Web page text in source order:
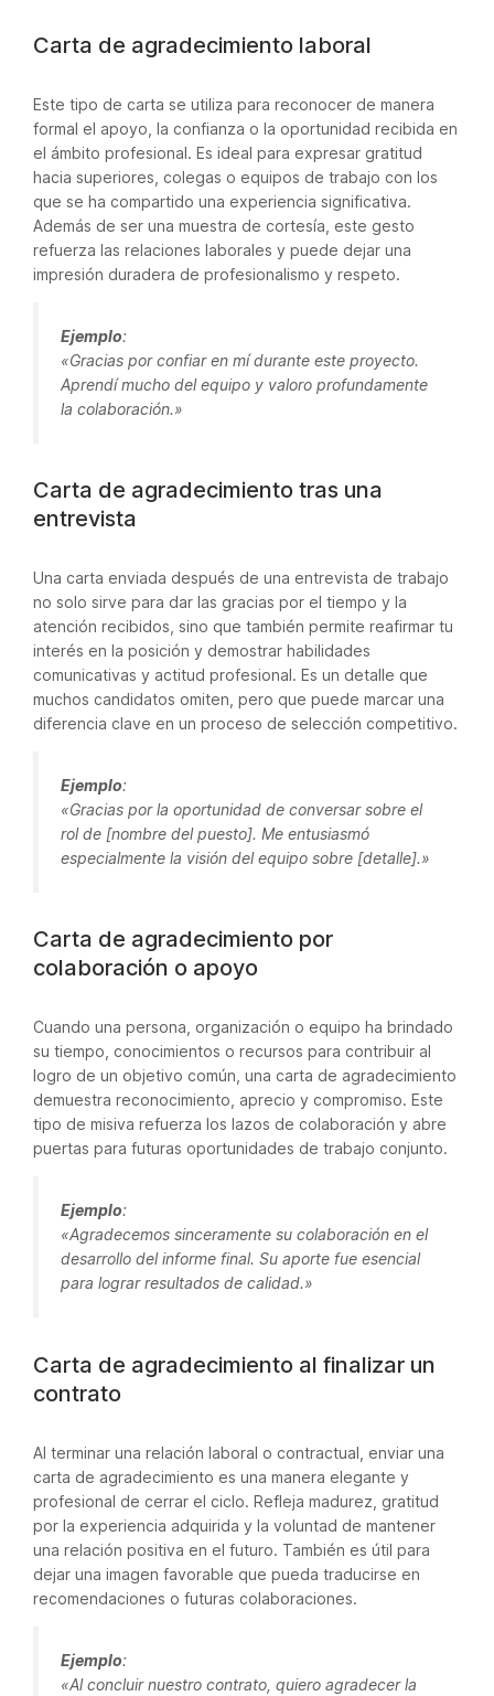
Carta de agradecimiento laboral
Este tipo de carta se utiliza para reconocer de manera
formal el apoyo, la confianza o la oportunidad recibida en
el ámbito profesional. Es ideal para expresar gratitud
hacia superiores, colegas o equipos de trabajo con los
que se ha compartido una experiencia significativa.
Además de ser una muestra de cortesía, este gesto
refuerza las relaciones laborales y puede dejar una
impresión duradera de profesionalismo y respeto.
Ejemplo:
«Gracias por confiar en mí durante este proyecto.
Aprendí mucho del equipo y valoro profundamente
la colaboración.»
Carta de agradecimiento tras una
entrevista
Una carta enviada después de una entrevista de trabajo
no solo sirve para dar las gracias por el tiempo y la
atención recibidos, sino que también permite reafirmar tu
interés en la posición y demostrar habilidades
comunicativas y actitud profesional. Es un detalle que
muchos candidatos omiten, pero que puede marcar una
diferencia clave en un proceso de selección competitivo.
Ejemplo:
«Gracias por la oportunidad de conversar sobre el
rol de [nombre del puesto]. Me entusiasmó
especialmente la visión del equipo sobre [detalle].»
Carta de agradecimiento por
colaboración o apoyo
Cuando una persona, organización o equipo ha brindado
su tiempo, conocimientos o recursos para contribuir al
logro de un objetivo común, una carta de agradecimiento
demuestra reconocimiento, aprecio y compromiso. Este
tipo de misiva refuerza los lazos de colaboración y abre
puertas para futuras oportunidades de trabajo conjunto.
Ejemplo:
«Agradecemos sinceramente su colaboración en el
desarrollo del informe final. Su aporte fue esencial
para lograr resultados de calidad.»
Carta de agradecimiento al finalizar un
contrato
Al terminar una relación laboral o contractual, enviar una
carta de agradecimiento es una manera elegante y
profesional de cerrar el ciclo. Refleja madurez, gratitud
por la experiencia adquirida y la voluntad de mantener
una relación positiva en el futuro. También es útil para
dejar una imagen favorable que pueda traducirse en
recomendaciones o futuras colaboraciones.
Ejemplo:
«Al concluir nuestro contrato, quiero agradecer la